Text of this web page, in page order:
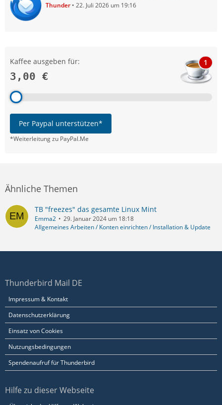
Thunder 22. Juli 2026 um 19:16
Kaffee ausgeben für:
3,00 €
1
Per Paypal unterstützen*
*Weiterleitung zu PayPal.Me
Ähnliche Themen
TB "freezes" das gesamte Linux Mint
Emma2
29. Januar 2024 um 18:18
Allgemeines Arbeiten / Konten einrichten / Installation & Update
Thunderbird Mail DE
Impressum & Kontakt
Datenschutzerklärung
Einsatz von Cookies
Nutzungsbedingungen
Spendenaufruf für Thunderbird
Hilfe zu dieser Webseite